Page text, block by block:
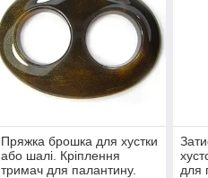
Пряжка брошка для хустки
або шалі. Кріплення
тримач для палантину.
для